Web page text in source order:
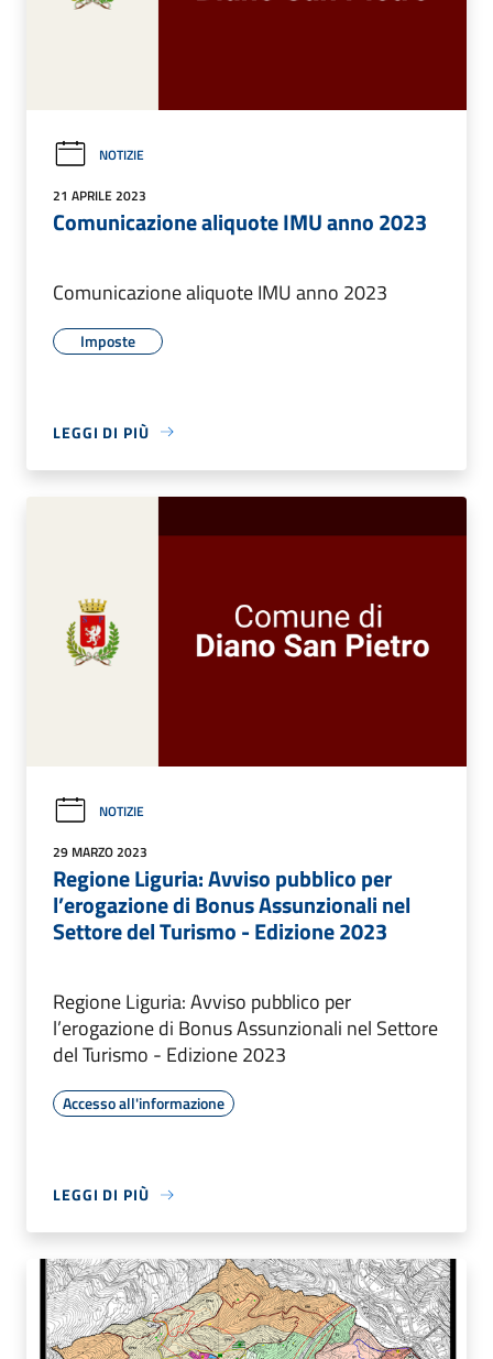
NOTIZIE
21 APRILE 2023
Comunicazione aliquote IMU anno 2023
Comunicazione aliquote IMU anno 2023
Imposte
LEGGI DI PIÙ
NOTIZIE
29 MARZO 2023
Regione Liguria: Avviso pubblico per
l’erogazione di Bonus Assunzionali nel
Settore del Turismo - Edizione 2023
Regione Liguria: Avviso pubblico per
l’erogazione di Bonus Assunzionali nel Settore
del Turismo - Edizione 2023
Accesso all'informazione
LEGGI DI PIÙ